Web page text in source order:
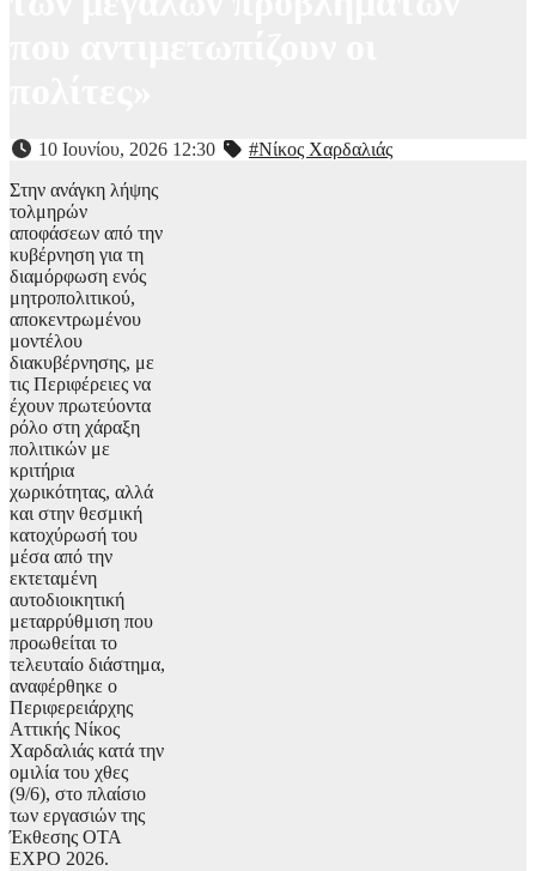
10 Ιουνίου, 2026 12:30
#Νίκος Χαρδαλιάς
Στην ανάγκη λήψης
τολμηρών
αποφάσεων από την
κυβέρνηση για τη
διαμόρφωση ενός
μητροπολιτικού,
αποκεντρωμένου
μοντέλου
διακυβέρνησης, με
τις Περιφέρειες να
έχουν πρωτεύοντα
ρόλο στη χάραξη
πολιτικών με
κριτήρια
χωρικότητας, αλλά
και στην θεσμική
κατοχύρωσή του
μέσα από την
εκτεταμένη
αυτοδιοικητική
μεταρρύθμιση που
προωθείται το
τελευταίο διάστημα,
αναφέρθηκε ο
Περιφερειάρχης
Αττικής Νίκος
Χαρδαλιάς κατά την
ομιλία του χθες
(9/6), στο πλαίσιο
των εργασιών της
Έκθεσης ΟΤΑ
EXPO 2026.